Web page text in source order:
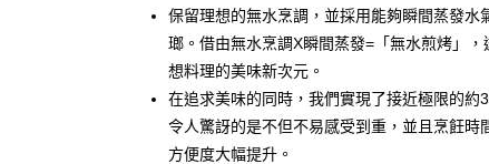
台灣樂天信用卡公司
運送方式
宅配
每筆NT$100，滿NT$999(含以上)免運費
保留理想的無水烹調，並採用能夠瞬間蒸發水
瑯。借由無水烹調X瞬間蒸發=「無水煎烤」，
想料理的美味新次元。
在追求美味的同時，我們實現了接近極限的約
令人驚訝的是不但不易感受到重，並且烹飪時
方便度大幅提升。